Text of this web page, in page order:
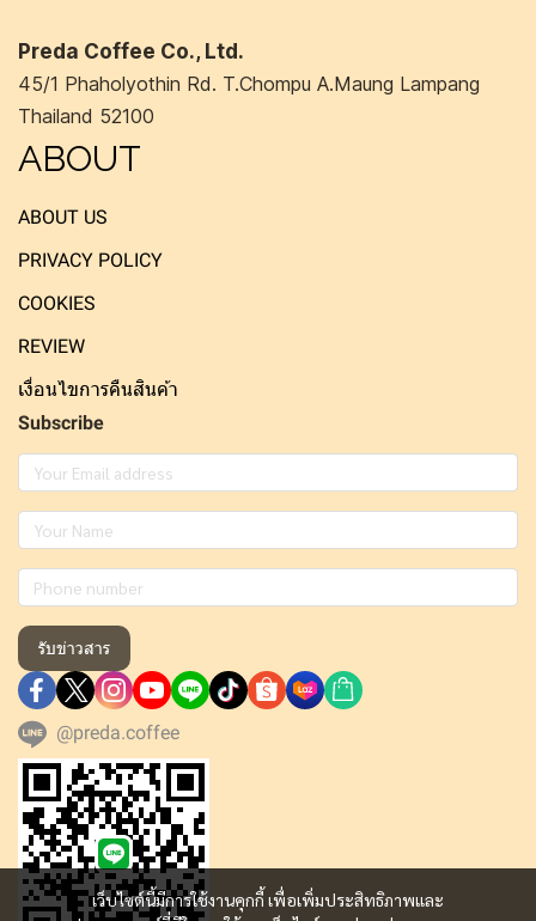
เว็บไซต์นี้มีการใช้งานคุกกี้ เพื่อเพิ่มประสิทธิภาพและ
Preda Coffee Co., Ltd.
45/1 Phaholyothin Rd. T.Chompu A.Maung Lampang
Thailand 52100
ABOUT
ABOUT US
PRIVACY POLICY
COOKIES
REVIEW
เงื่อนไขการคืนสินค้า
Subscribe
รับข่าวสาร
@preda.coffee